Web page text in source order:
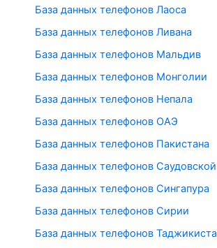
База данных телефонов Лаоса
База данных телефонов Ливана
База данных телефонов Мальдив
База данных телефонов Монголии
База данных телефонов Непала
База данных телефонов ОАЭ
База данных телефонов Пакистана
База данных телефонов
База данных телефонов Сингапура
База данных телефонов Сирии
База данных телефонов